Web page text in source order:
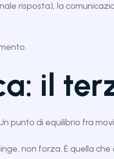
risposta), la
il
punto di equilibrio fra
non forza. È quella